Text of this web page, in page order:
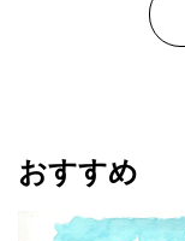
おすすめ